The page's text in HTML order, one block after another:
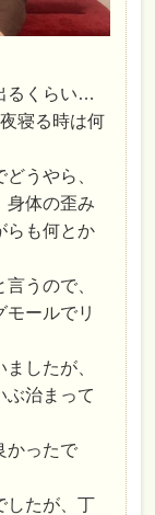
るくらい…
寝る時は何
うやら、
身体の歪み
らも何とか
うので、
ールでリ
したが、
ぶ治まって
かったで
したが、丁